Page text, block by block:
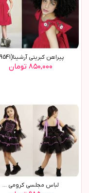
پيراهن کبريتي آرشينا(9541)
۸۵۰,۰۰۰ تومان
لباس مجلسی کرومی ...